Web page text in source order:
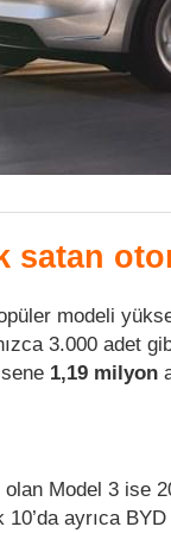
satan
modeli
3.000 adet
1,19 milyon
olan Model 3 ise
ayrıca